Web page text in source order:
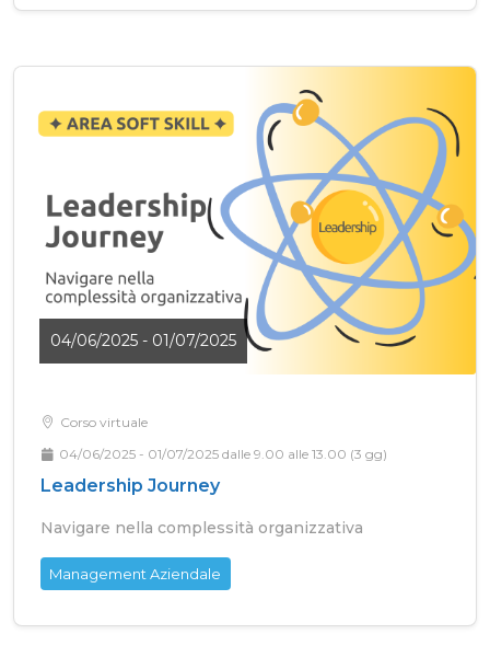
04/06/2025 - 01/07/2025
Corso virtuale
04/06/2025 - 01/07/2025 dalle 9.00 alle 13.00 (3 gg)
Leadership Journey
Navigare nella complessità organizzativa
Management Aziendale